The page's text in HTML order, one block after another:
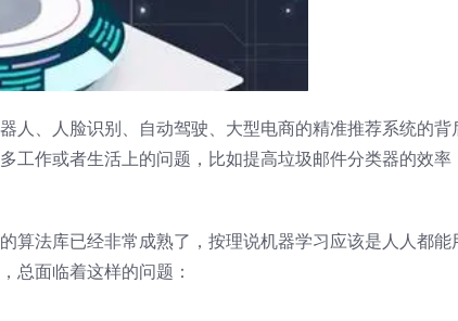
人、人脸识别、自动驾驶、大型电商的精准推荐系统的背
工作或者生活上的问题，比如提高垃圾邮件分类器的效率
算法库已经非常成熟了，按理说机器学习应该是人人都能
总面临着这样的问题：